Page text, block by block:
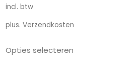
incl. btw
plus. Verzendkosten
Opties selecteren